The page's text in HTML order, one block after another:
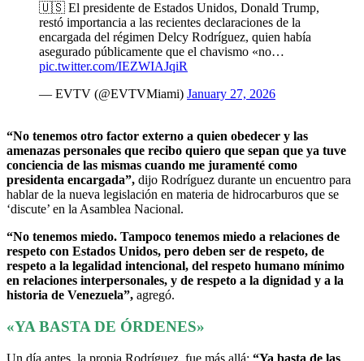
🇺🇸 El presidente de Estados Unidos, Donald Trump,
restó importancia a las recientes declaraciones de la
encargada del régimen Delcy Rodríguez, quien había
asegurado públicamente que el chavismo «no…
pic.twitter.com/IEZWIAJqiR
— EVTV (@EVTVMiami) January 27, 2026
“No tenemos otro factor externo a quien obedecer y las
amenazas personales que recibo quiero que sepan que ya tuve
conciencia de las mismas cuando me juramenté como
presidenta encargada”, dijo Rodríguez durante un encuentro para
hablar de la nueva legislación en materia de hidrocarburos que se
‘discute’ en la Asamblea Nacional.
“No tenemos miedo. Tampoco tenemos miedo a relaciones de
respeto con Estados Unidos, pero deben ser de respeto, de
respeto a la legalidad intencional, del respeto humano mínimo
en relaciones interpersonales, y de respeto a la dignidad y a la
historia de Venezuela”, agregó.
«YA BASTA DE ÓRDENES»
Un día antes, la propia Rodríguez, fue más allá: “Ya basta de las